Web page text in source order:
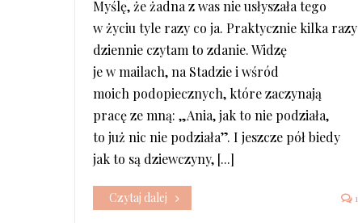
Myślę, że żadna z was nie usłyszała tego
w życiu tyle razy co ja. Praktycznie kilka razy
dziennie czytam to zdanie. Widzę
je w mailach, na Stadzie i wśród
moich podopiecznych, które zaczynają
pracę ze mną: „Ania, jak to nie podziała,
to już nic nie podziała”. I jeszcze pół biedy
jak to są dziewczyny, [...]
Czytaj dalej 1